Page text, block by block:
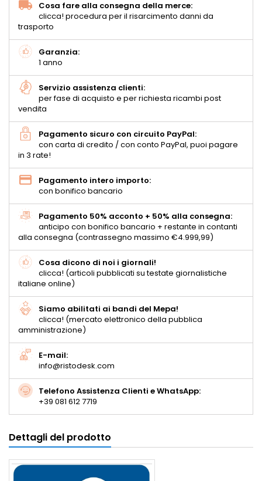
Cosa fare alla consegna della merce:
clicca! procedura per il risarcimento danni da
trasporto
Garanzia:
1 anno
Servizio assistenza clienti:
per fase di acquisto e per richiesta ricambi post
vendita
Pagamento sicuro con circuito PayPal:
con carta di credito / con conto PayPal, puoi pagare
in 3 rate!
Pagamento intero importo:
con bonifico bancario
Pagamento 50% acconto + 50% alla consegna:
anticipo con bonifico bancario + restante in contanti
alla consegna (contrassegno massimo €4.999,99)
Cosa dicono di noi i giornali!
clicca! (articoli pubblicati su testate giornalistiche
italiane online)
Siamo abilitati ai bandi del Mepa!
clicca! (mercato elettronico della pubblica
amministrazione)
E-mail:
info@ristodesk.com
Telefono Assistenza Clienti e WhatsApp:
+39 081 612 7719
Dettagli del prodotto